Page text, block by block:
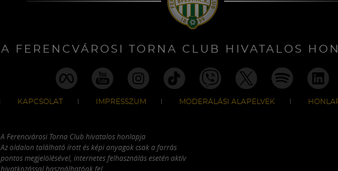
A FERENCVÁROSI TORNA CLUB HIVATALOS
KAPCSOLAT IMPRESSZUM MODERÁLÁSI ALAPELVEK
A Ferencvárosi Torna Club hivatalos honlapja
Az oldalon található írott és képi anyagok csak a forrás
pontos megjelölésével, internetes felhasználás esetén aktív
hivatkozással használhatóak fel.